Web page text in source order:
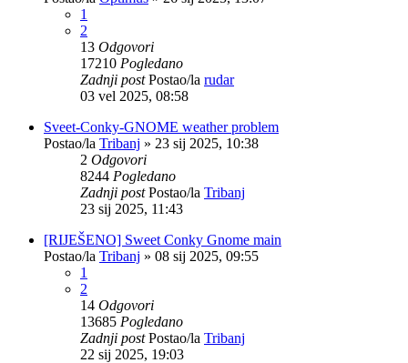
1
2
13 Odgovori
17210 Pogledano
Zadnji postPostao/la rudar
03 vel 2025, 08:58
Sveet-Conky-GNOME weather problem
Postao/la Tribanj » 23 sij 2025, 10:38
2 Odgovori
8244 Pogledano
Zadnji postPostao/la Tribanj
23 sij 2025, 11:43
[RIJEŠENO] Sweet Conky Gnome main
Postao/la Tribanj » 08 sij 2025, 09:55
1
2
14 Odgovori
13685 Pogledano
Zadnji postPostao/la Tribanj
22 sij 2025, 19:03